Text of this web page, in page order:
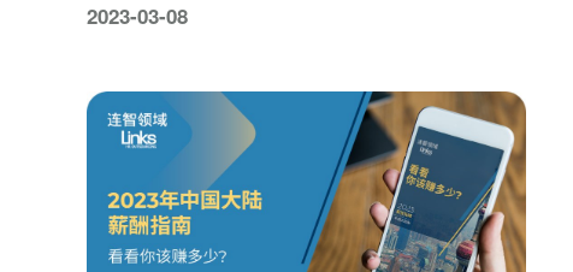
2023-03-08